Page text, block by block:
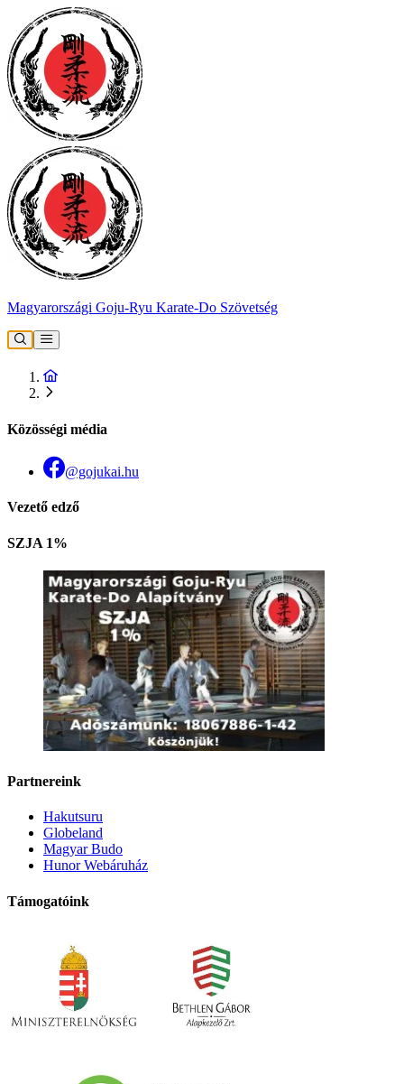
Magyarországi Goju-Ryu Karate-Do Szövetség
Közösségi média
@gojukai.hu
Vezető edző
SZJA 1%
Partnereink
Hakutsuru
Globeland
Magyar Budo
Hunor Webáruház
Támogatóink